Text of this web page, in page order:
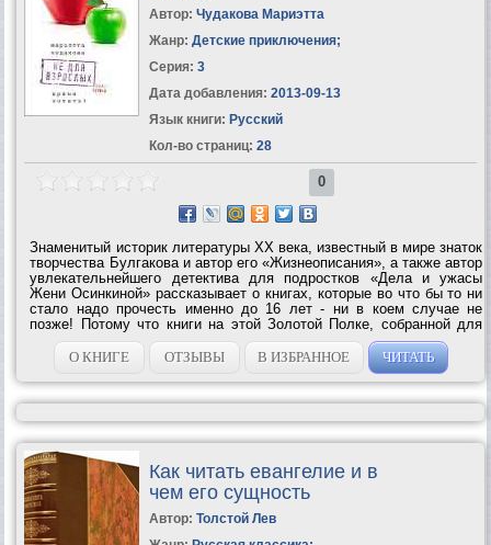
Автор: Чудакова Мариэтта
Жанр: Детские приключения;
Серия: 3
Дата добавления: 2013-09-13
Язык книги: Русский
Кол-во страниц: 28
0
Знаменитый историк литературы ХХ века, известный в мире знаток
творчества Булгакова и автор его «Жизнеописания», а также автор
увлекательнейшего детектива для подростков «Дела и ужасы
Жени Осинкиной» рассказывает о книгах, которые во что бы то ни
стало надо прочесть именно до 16 лет - ни в коем случае не
позже! Потому что книги на этой Золотой Полке, собранной для
вас Мариэттой Чудаковой, так хитро написаны, что если вы
опоздаете и...
О КНИГЕ ОТЗЫВЫ В ИЗБРАННОЕ ЧИТАТЬ
Как читать евангелие и в
чем его сущность
Автор: Толстой Лев